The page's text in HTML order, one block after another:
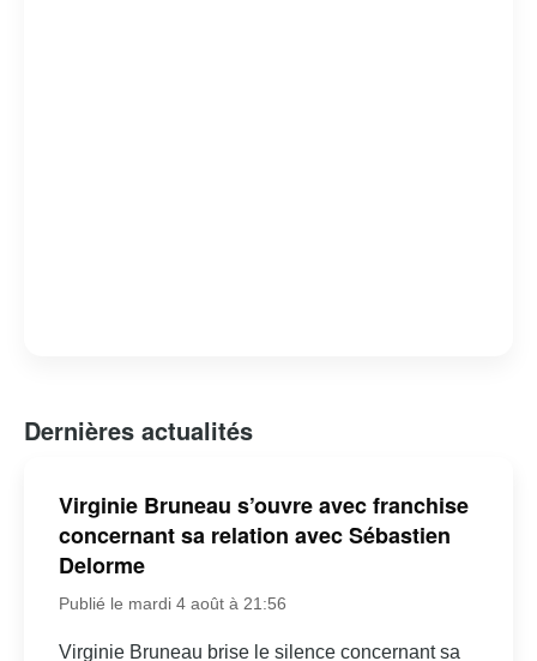
Dernières actualités
Virginie Bruneau s’ouvre avec franchise
concernant sa relation avec Sébastien
Delorme
Publié le mardi 4 août à 21:56
Virginie Bruneau brise le silence concernant sa